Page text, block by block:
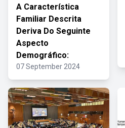
A Característica
Familiar Descrita
Deriva Do Seguinte
Aspecto
Demográfico:
07 September 2024